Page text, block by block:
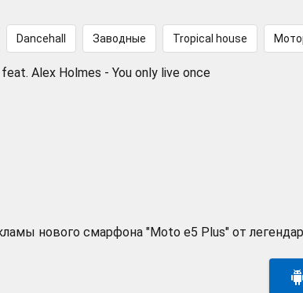
Dancehall Заводные Tropical house
feat. Alex Holmes - You only live once
нового смарфона "Moto e5 Plus" от